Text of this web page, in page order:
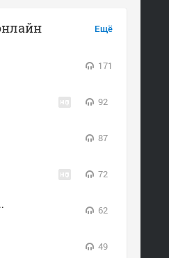
Ещё
171
92
87
72
Diaries 2: Royal Engagement)
62
49